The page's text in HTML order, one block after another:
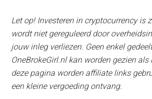
Let op! Investeren in cryptocurrency is
wordt niet gereguleerd door
jouw inleg verliezen. Geen enkel
OneBrokeGirl.nl kan worden gezien als
deze pagina worden affiliate links
een kleine vergoeding ontvang.